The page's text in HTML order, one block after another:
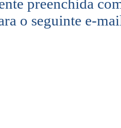
preenchida
o seguinte e-